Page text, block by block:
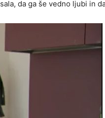
da ga še vedno ljubi in